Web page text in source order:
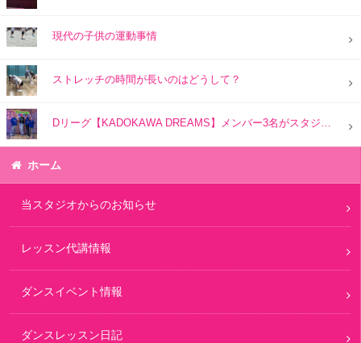
現代の子供の運動事情
ストレッチの時間が長いのはどうして？
ホーム
当スタジオからのお知らせ
レッスン代講情報
ダンスイベント情報
ダンスレッスン日記